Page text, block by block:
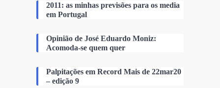
2011: as minhas previsões para os media
em Portugal
Opinião de José Eduardo Moniz:
Acomoda-se quem quer
Palpitações em Record Mais de 22mar20
– edição 9